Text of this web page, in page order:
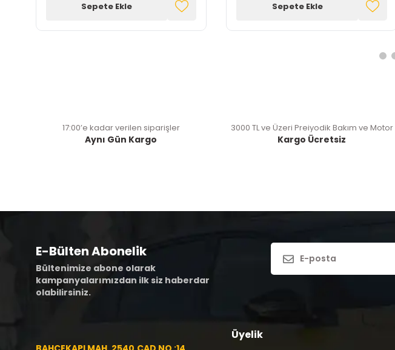
Sepete Ekle Sepete Ekle
17:00’e kadar verilen siparişler
Aynı Gün Kargo
3000 TL ve Üzeri Preiyodik Bakım ve Motor
Kargo Ücretsiz
E-Bülten Abonelik
Bültenimize abone olarak
kampanyalarımızdan ilk siz haberdar
olabilirsiniz.
Üyelik